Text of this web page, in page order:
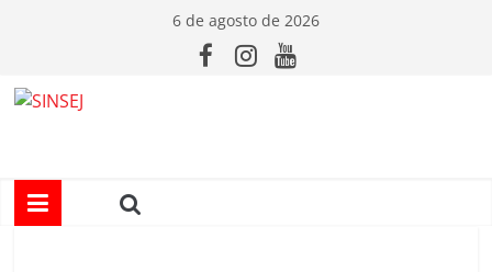
conteúdo
6 de agosto de 2026
I